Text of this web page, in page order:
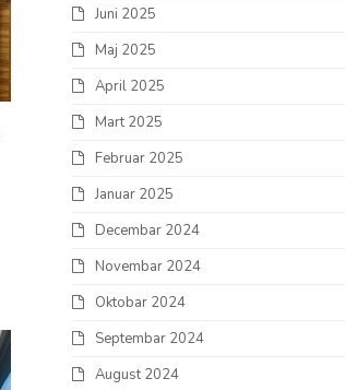
Juni 2025
Maj 2025
April 2025
Mart 2025
Februar 2025
Januar 2025
Decembar 2024
Novembar 2024
Oktobar 2024
Septembar 2024
August 2024